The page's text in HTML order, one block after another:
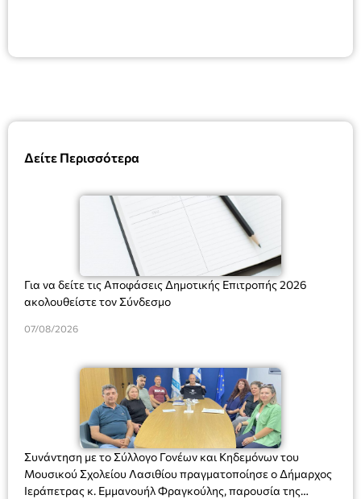
Δείτε Περισσότερα
Για να δείτε τις Αποφάσεις Δημοτικής Επιτροπής 2026
ακολουθείστε τον Σύνδεσμο
07/08/2026
Συνάντηση με το Σύλλογο Γονέων και Κηδεμόνων του
Μουσικού Σχολείου Λασιθίου πραγματοποίησε ο Δήμαρχος
Ιεράπετρας κ. Εμμανουήλ Φραγκούλης, παρουσία της